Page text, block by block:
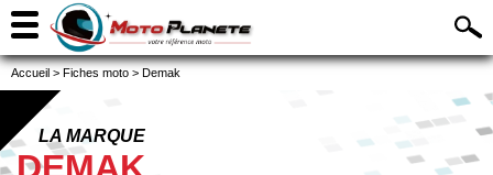
Accueil > Fiches moto > Demak
LA MARQUE